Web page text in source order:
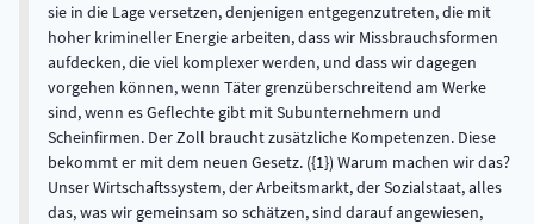
sie in die Lage versetzen, denjenigen entgegenzutreten, die mit
hoher krimineller Energie arbeiten, dass wir Missbrauchsformen
aufdecken, die viel komplexer werden, und dass wir dagegen
vorgehen können, wenn Täter grenzüberschreitend am Werke
sind, wenn es Geflechte gibt mit Subunternehmern und
Scheinfirmen. Der Zoll braucht zusätzliche Kompetenzen. Diese
bekommt er mit dem neuen Gesetz. ({1}) Warum machen wir das?
Unser Wirtschaftssystem, der Arbeitsmarkt, der Sozialstaat, alles
das, was wir gemeinsam so schätzen, sind darauf angewiesen,